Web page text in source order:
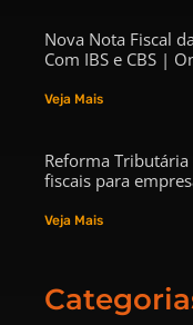
Nova Nota Fiscal
Com IBS e CBS |
Veja Mais
Reforma
fiscais para
Veja Mais